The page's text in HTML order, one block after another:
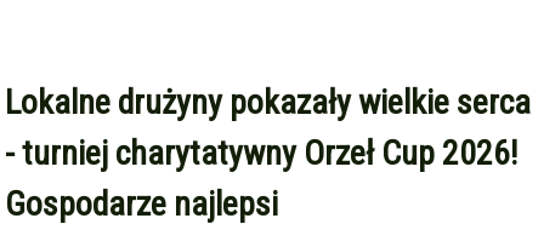
Lokalne drużyny pokazały wielkie serca
- turniej charytatywny Orzeł Cup 2026!
Gospodarze najlepsi